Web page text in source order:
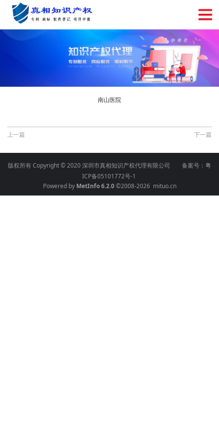
南山医院
上一篇 下一篇
版权所有 Copyright © 2020 深圳市真相知识产权代理有限公司 备案号： 粤
ICP备05101772号-1
Powered by MetInfo 6.2.0©2008-2026 mituo.cn